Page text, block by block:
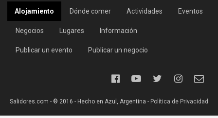
Alojamiento Dónde comer Actividades Eventos
Negocios Lugares Información
Publicar un evento Publicar un negocio
Salidores.com - ® 2016 - Hecho en Azul, Argentina - Política de Privacidad